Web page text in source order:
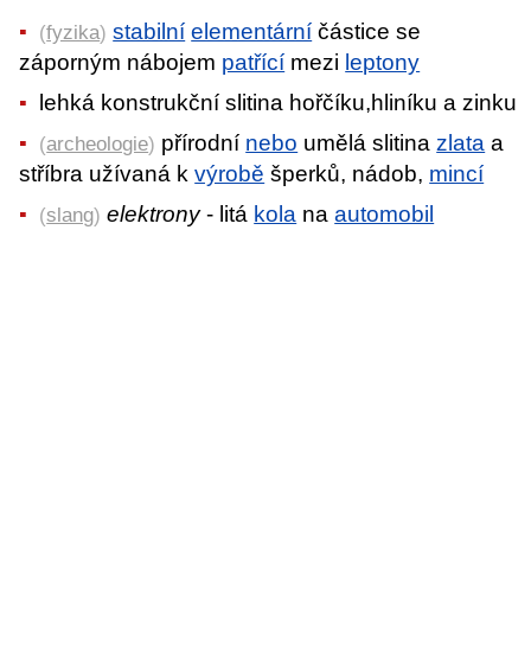
(fyzika) stabilní elementární částice se
záporným nábojem patřící mezi leptony
lehká konstrukční slitina hořčíku,hliníku a zinku
(archeologie) přírodní nebo umělá slitinazlata a
stříbra užívaná kvýrobě šperků, nádob, mincí
(slang) elektrony- litá kola naautomobil